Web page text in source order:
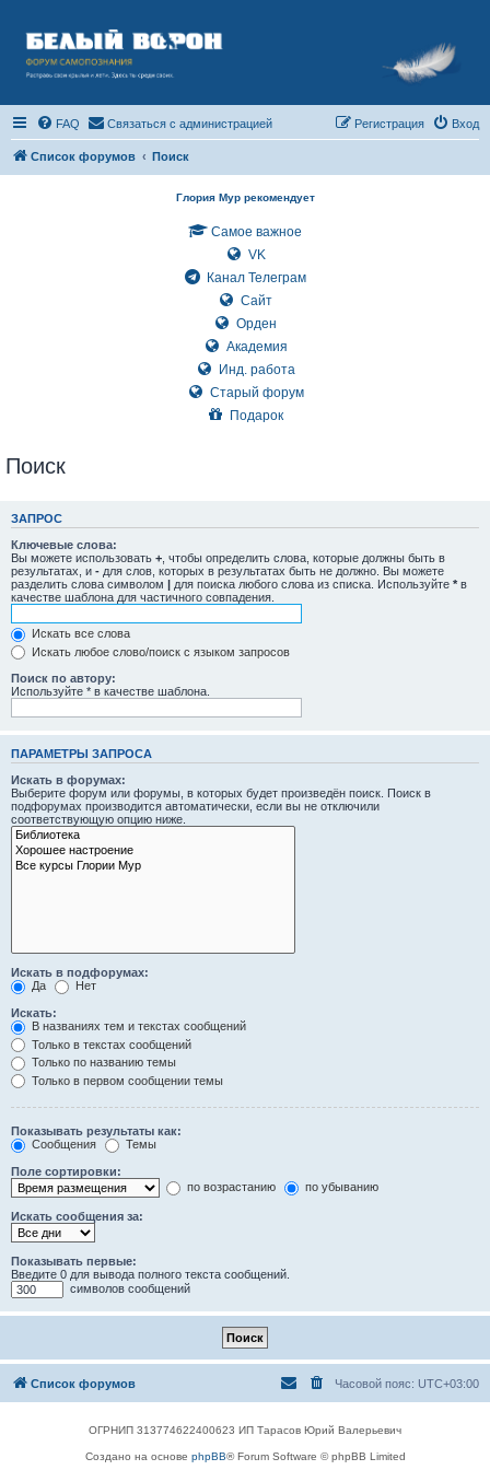
FAQ Связаться с администрацией Вход
Регистрация
Список форумов Поиск
Глория Мур рекомендует
Самое важное
VK
Канал Телеграм
Сайт
Орден
Академия
Инд. работа
Старый форум
Подарок
Поиск
ЗАПРОС
Ключевые слова:
Вы можете использовать + , чтобы определить слова, которые должны быть в
результатах, и - для слов, которых в результатах быть не должно. Вы можете
разделить слова символом | для поиска любого слова из списка. Используйте * в
качестве шаблона для частичного совпадения.
Искать все слова
Искать любое слово/поиск с языком запросов
Поиск по автору:
Используйте * в качестве шаблона.
ПАРАМЕТРЫ ЗАПРОСА
Искать в форумах:
Выберите форум или форумы, в которых будет произведён поиск. Поиск в
подфорумах производится автоматически, если вы не отключили
соответствующую опцию ниже.
Искать в подфорумах:
Да
Нет
Искать:
В названиях тем и текстах сообщений
Только в текстах сообщений
Только по названию темы
Только в первом сообщении темы
Показывать результаты как:
Сообщения
Темы
Поле сортировки:
по возрастанию
по убыванию
Искать сообщения за:
Показывать первые:
Введите 0 для вывода полного текста сообщений.
символов сообщений
Список форумов Часовой пояс: UTC+03:00
ОГРНИП 313774622400623 ИП Тарасов Юрий Валерьевич
Создано на основе phpBB® Forum Software © phpBB Limited